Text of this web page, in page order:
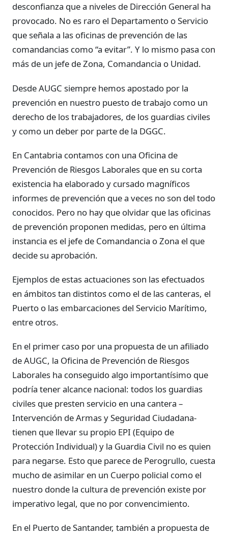
desconfianza que a niveles de Dirección General ha
provocado. No es raro el Departamento o Servicio
que señala a las oficinas de prevención de las
comandancias como “a evitar”. Y lo mismo pasa con
más de un jefe de Zona, Comandancia o Unidad.
Desde AUGC siempre hemos apostado por la
prevención en nuestro puesto de trabajo como un
derecho de los trabajadores, de los guardias civiles
y como un deber por parte de la DGGC.
En Cantabria contamos con una Oficina de
Prevención de Riesgos Laborales que en su corta
existencia ha elaborado y cursado magníficos
informes de prevención que a veces no son del todo
conocidos. Pero no hay que olvidar que las oficinas
de prevención proponen medidas, pero en última
instancia es el jefe de Comandancia o Zona el que
decide su aprobación.
Ejemplos de estas actuaciones son las efectuados
en ámbitos tan distintos como el de las canteras, el
Puerto o las embarcaciones del Servicio Marítimo,
entre otros.
En el primer caso por una propuesta de un afiliado
de AUGC, la Oficina de Prevención de Riesgos
Laborales ha conseguido algo importantísimo que
podría tener alcance nacional: todos los guardias
civiles que presten servicio en una cantera –
Intervención de Armas y Seguridad Ciudadana-
tienen que llevar su propio EPI (Equipo de
Protección Individual) y la Guardia Civil no es quien
para negarse. Esto que parece de Perogrullo, cuesta
mucho de asimilar en un Cuerpo policial como el
nuestro donde la cultura de prevención existe por
imperativo legal, que no por convencimiento.
En el Puerto de Santander, también a propuesta de